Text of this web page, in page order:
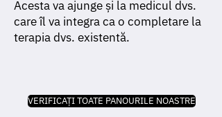
Acesta va ajunge și la medicul dvs.
care îl va integra ca o completare la
terapia dvs. existentă.
VERIFICAȚI TOATE PANOURILE NOASTRE